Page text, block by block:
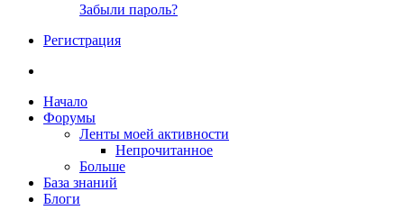
Забыли пароль?
Регистрация
Начало
Форумы
Ленты моей активности
Непрочитанное
Больше
База знаний
Блоги